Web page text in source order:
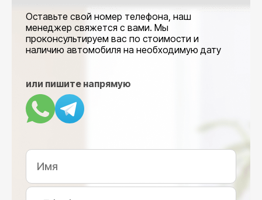
Оставьте свой номер телефона, наш
менеджер свяжется с вами. Мы
проконсультируем вас по стоимости и
наличию автомобиля на необходимую дату
или пишите напрямую